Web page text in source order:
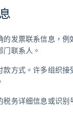
的发票联系信息，例
联系人。
款方式。许多组织接
务详细信息或识别